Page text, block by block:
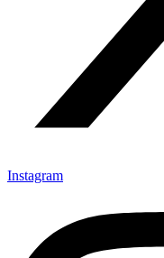
Instagram